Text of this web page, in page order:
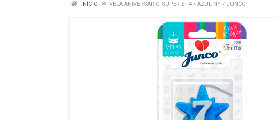
INÍCIO VELA ANIVERSÁRIO SUPER STAR AZUL Nº 7 JUNCO